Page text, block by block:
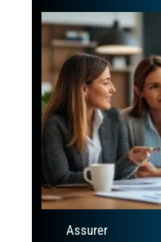
Assurer